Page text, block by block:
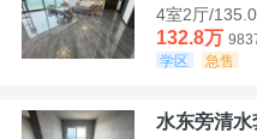
4室2厅/
132.8万
学区
急售
水东旁清水